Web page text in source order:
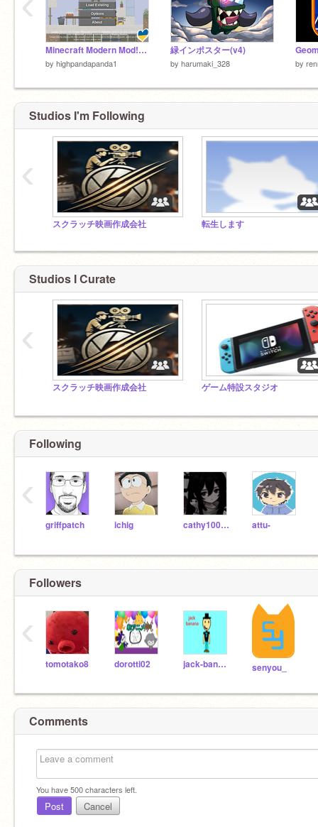
Minecraft Modern Mod!!（２Dマイクラ）
by highpandapanda1
緑インポスター(v4)
by harumaki_328 by
Studios I'm Following
スクラッチ映画作成会社 転生します
‹
Studios I Curate
スクラッチ映画作成会社 ゲーム特設スタジオ
‹
Following
griffpatch ichig cathy100000000 attu-
‹
Followers
tomotako8 dorotti02 jack-banana senyou_
‹
Comments
You have500characters left.
Post Cancel